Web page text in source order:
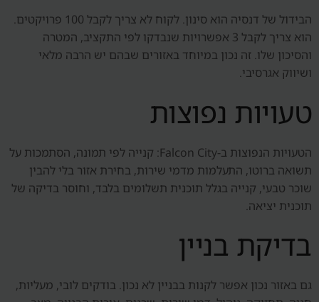
הבידול של דנסיה הוא סינון. לקוח לא צריך לקבל 100 פרויקטים.
הוא צריך לקבל 3 אפשרויות שנבדקו לפי התקציב, המטרה
והסיכון שלו. זה נכון במיוחד באזורים שבהם יש הרבה מלאי
ושיווק אגרסיבי.
טעויות נפוצות
הטעויות הנפוצות ב-Falcon City: קנייה לפי תמונה, הסתמכות על
תשואה ברוטו, התעלמות מדמי שירות, בחירת אזור בלי להבין
שוכר טבעי, קנייה בגלל תוכנית תשלומים בלבד, וחוסר בדיקה של
תוכנית יציאה.
בדיקת בניין
גם באזור נכון אפשר לקנות בבניין לא נכון. בודקים לובי, מעליות,